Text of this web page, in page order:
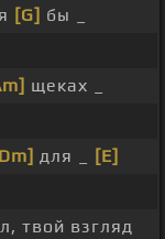
[G] бы _
щеках _
для _
[E]
твой взгляд